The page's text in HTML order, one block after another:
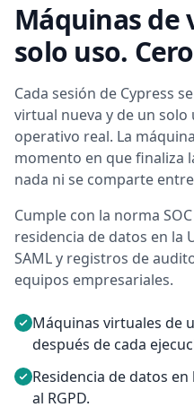
Máquinas de
solo uso.
Cada sesión de Cypress
virtual nueva y de un
operativo real. La
momento en que finaliza
nada ni se comparte
Cumple con la norma
residencia de datos en la
SAML y registros de
equipos empresariales.
Máquinas virtuales de
después de cada
Residencia de datos
al RGPD.